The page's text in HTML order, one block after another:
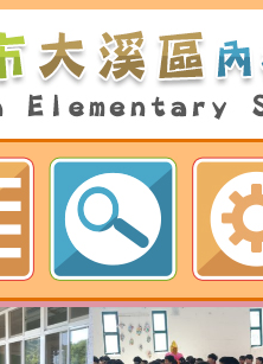
柵國民小學網
政府「